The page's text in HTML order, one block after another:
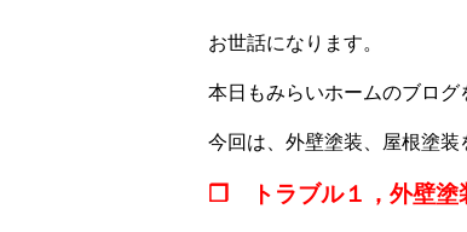
お世話になります。
本日もみらいホームのブロ
今回は、外壁塗装、屋根塗装
❒ トラブル１，外壁塗